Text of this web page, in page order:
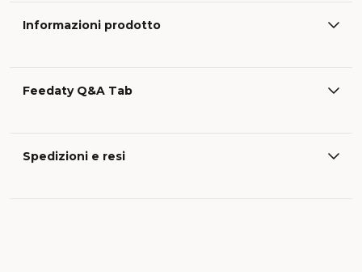
Informazioni prodotto
Feedaty Q&A Tab
Spedizioni e resi